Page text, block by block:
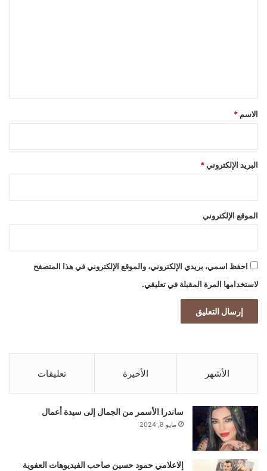
*
الاسم *
البريد الإلكتروني *
الموقع الإلكتروني
احفظ اسمي، بريدي الإلكتروني، والموقع الإلكتروني في هذا المتصفح
لاستخدامها المرة المقبلة في تعليقي.
الأشهر الأخيرة تعليقات
ساندرا الأسمر من الجمال إلى سيدة أعمال
مايو 8, 2024
إلاعلامي حمود حسين صاحب الفيديوهات العفوية